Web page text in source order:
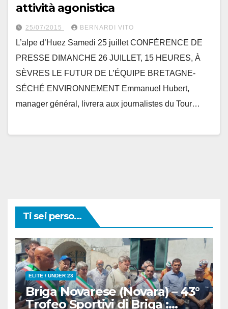
attività agonistica
25/07/2015 BERNARDI VITO
L’alpe d’Huez Samedi 25 juillet CONFÉRENCE DE
PRESSE DIMANCHE 26 JUILLET, 15 HEURES, À
SÈVRES LE FUTUR DE L’ÉQUIPE BRETAGNE-
SÉCHÉ ENVIRONNEMENT Emmanuel Hubert,
manager général, livrera aux journalistes du Tour…
Ti sei perso...
ELITE / UNDER 23
Briga Novarese (Novara) – 43°
Trofeo Sportivi di Briga :